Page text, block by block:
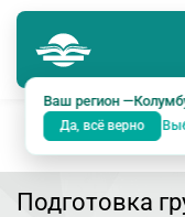
Колумбус
Подразделение:
Ваш регион —
Да, всё верно
Подготовка